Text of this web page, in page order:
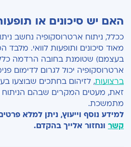
האם יש סיכונים או
ככלל, ניתוח ארטרוסקופיה נחשב
מאוד סיכונים ותופעות לוואי. מלבד
בעצמם) שטומנת בחובה הרדמה
ארטרוסקופיה יכול לגרום לדימום
ברצועות, לזיהום בחתכים שבוצעו
זאת, מעטים המקרים שבהם הניתוח
מתמשכת.
למידע נוסף וייעוץ, ניתן למלא
קשר ונחזור אלייך בהקדם.